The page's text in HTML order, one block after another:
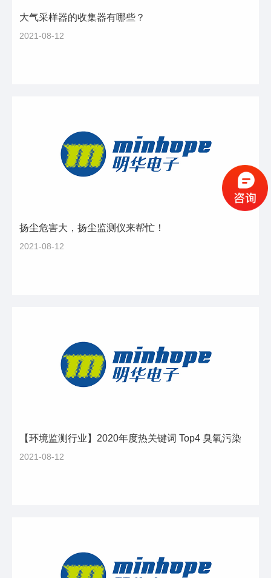
大气采样器的收集器有哪些？
2021-08-12
扬尘危害大，扬尘监测仪来帮忙！
2021-08-12
【环境监测行业】2020年度热关键词 Top4 臭氧污染
2021-08-12